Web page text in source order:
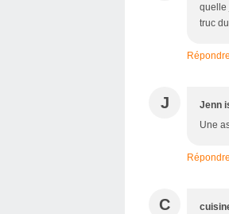
quelle
truc
Répondre
J Jenn
Une
Répondre
C